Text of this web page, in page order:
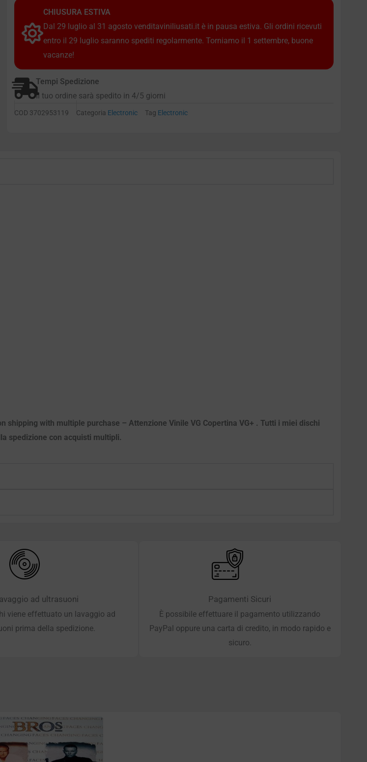
CHIUSURA ESTIVA
Dal 29 luglio al 31 agosto venditaviniliusati.it è in pausa estiva. Gli ordini ricevuti
entro il 29 luglio saranno spediti regolarmente. Torniamo il 1 settembre, buone
vacanze!
Tempi Spedizione
Il tuo ordine sarà spedito in 4/5 giorni
COD 3702953119 Categoria Electronic Tag Electronic
with multiple purchase – Attenzione Vinile VG Copertina VG+ . Tutti i miei dischi
spedizione con acquisti multipli.
ad ultrasuoni
viene effettuato un lavaggio ad
prima della spedizione.
Pagamenti Sicuri
È possibile effettuare il pagamento utilizzando
PayPal oppure una carta di credito, in modo rapido e
sicuro.